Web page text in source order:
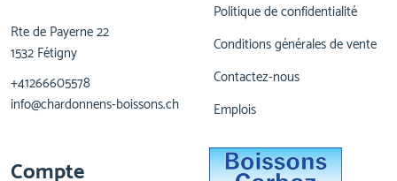
Rte de Payerne 22
1532 Fétigny
+41266605578
info@chardonnens-boissons.ch
Politique de confidentialité
Conditions générales de vente
Contactez-nous
Emplois
Compte